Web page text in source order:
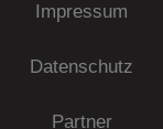
Impressum
Datenschutz
Partner